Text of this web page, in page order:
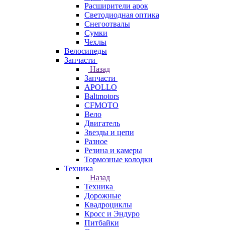
Расширители арок
Светодиодная оптика
Снегоотвалы
Сумки
Чехлы
Велосипеды
Запчасти
Назад
Запчасти
APOLLO
Baltmotors
CFMOTO
Вело
Двигатель
Звезды и цепи
Разное
Резина и камеры
Тормозные колодки
Техника
Назад
Техника
Дорожные
Квадроциклы
Кросс и Эндуро
Питбайки